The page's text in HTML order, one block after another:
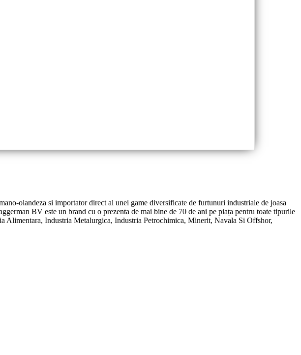
olandeza si importator direct al unei game diversificate de furtunuri industriale de joasa
BV este un brand cu o prezenta de mai bine de 70 de ani pe piața pentru toate tipurile
Industria Metalurgica, Industria Petrochimica, Minerit, Navala Si Offshor,